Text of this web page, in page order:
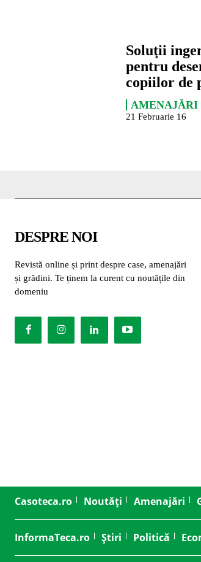
Soluţii
pentru
copiilor de
AMENAJĂRI
21 Februarie 16
DESPRE NOI
Revistă online și print despre case, amenajări
și grădini. Te ținem la curent cu noutățile din
domeniu
Casoteca.ro Noutăți Amenajări
InformaTeca.ro Știri Politică